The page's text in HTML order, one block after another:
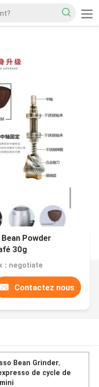
Powder
30g
：negotiate
Contactez nous
Bean Grinder,
de cycle de